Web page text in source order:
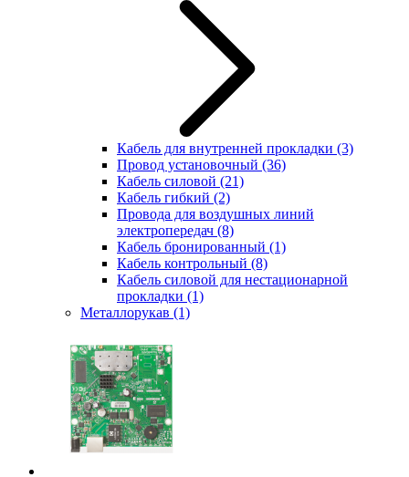
Кабель для внутренней прокладки (3)
Провод установочный (36)
Кабель силовой (21)
Кабель гибкий (2)
Провода для воздушных линий
электропередач (8)
Кабель бронированный (1)
Кабель контрольный (8)
Кабель силовой для нестационарной
прокладки (1)
Металлорукав (1)